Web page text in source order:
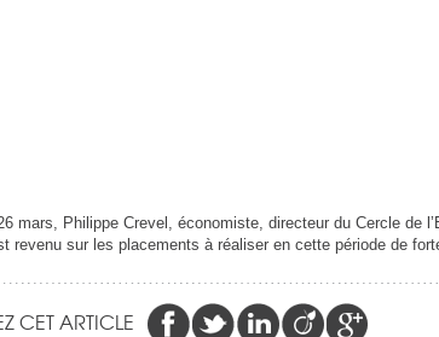
mars, Philippe Crevel, économiste, directeur du Cercle de
revenu sur les placements à réaliser en cette période de
CET ARTICLE